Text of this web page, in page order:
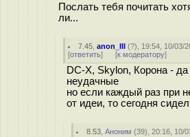
Послать тебя почитать
ли...
7.45 ,anon_III (?), 19:54, 10/03/
[ответить] [к модератору]
DC-X, Skylon, Корона -
неудачные
но если каждый раз при
от идеи, то сегодня
8.53 ,Аноним (39), 20:16, 10/